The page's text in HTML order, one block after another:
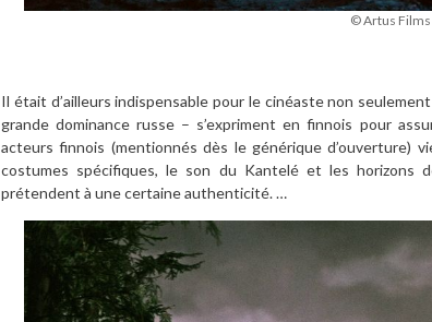
© Artus Films
Il était d’ailleurs indispensable pour le cinéaste non
grande dominance russe – s’expriment en finnois pour
acteurs finnois (mentionnés dès le générique d’ouverture)
costumes spécifiques, le son du Kantelé et les horizons
prétendent à une certaine authenticité. …